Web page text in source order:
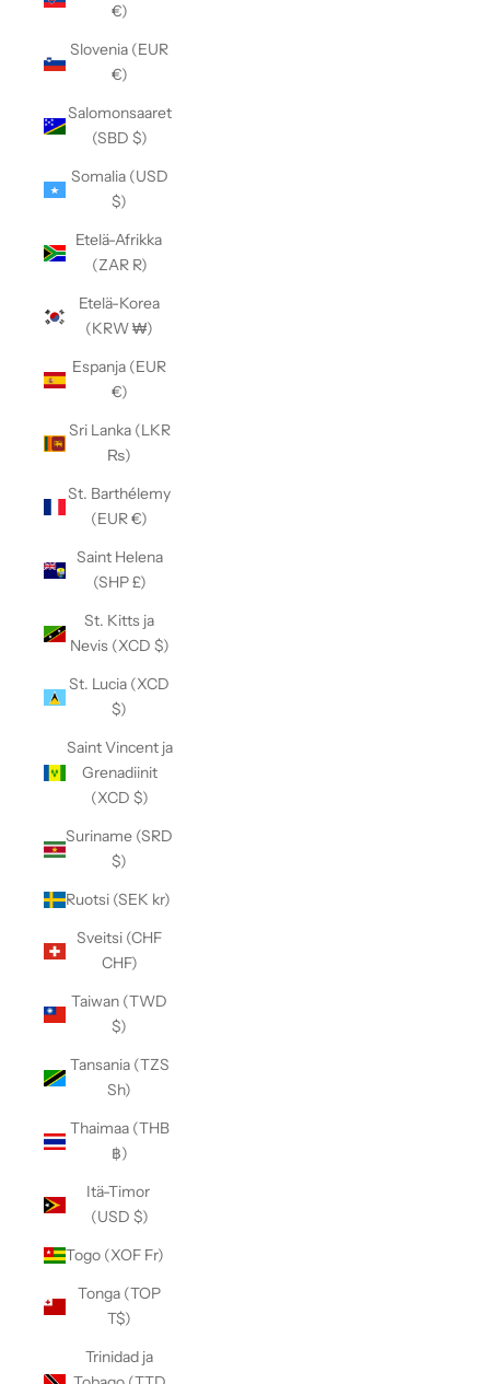
€)
Slovenia (EUR
€)
Salomonsaaret
(SBD $)
Somalia (USD
$)
Etelä-Afrikka
(ZAR R)
Etelä-Korea
(KRW ₩)
Espanja (EUR
€)
Sri Lanka (LKR
₨)
St. Barthélemy
(EUR €)
Saint Helena
(SHP £)
St. Kitts ja
Nevis (XCD $)
St. Lucia (XCD
$)
Saint Vincent ja
Grenadiinit
(XCD $)
Suriname (SRD
$)
Ruotsi (SEK kr)
Sveitsi (CHF
CHF)
Taiwan (TWD
$)
Tansania (TZS
Sh)
Thaimaa (THB
฿)
Itä-Timor
(USD $)
Togo (XOF Fr)
Tonga (TOP
T$)
Trinidad ja